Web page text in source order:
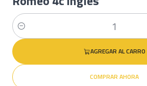
Cantidad
AGREGAR AL CARRO
COMPRAR AHORA